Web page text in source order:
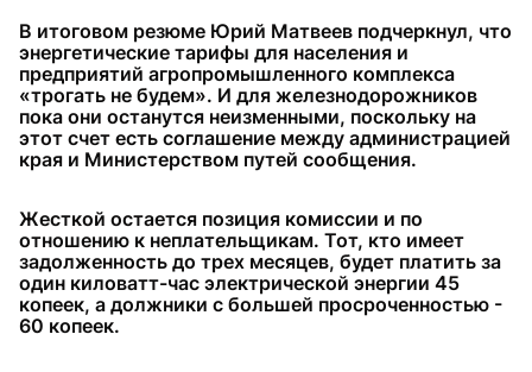
В итоговом резюме Юрий Матвеев подчеркнул, что
энергетические тарифы для населения и
предприятий агропромышленного комплекса
«трогать не будем». И для железнодорожников
пока они останутся неизменными, поскольку на
этот счет есть соглашение между администрацией
края и Министерством путей сообщения.
Жесткой остается позиция комиссии и по
отношению к неплательщикам. Тот, кто имеет
задолженность до трех месяцев, будет платить за
один киловатт-час электрической энергии 45
копеек, а должники с большей просроченностью -
60 копеек.